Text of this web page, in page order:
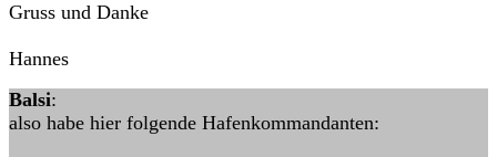
Gruss und Danke
Hannes
Balsi:
also habe hier folgende Hafenkommandanten: